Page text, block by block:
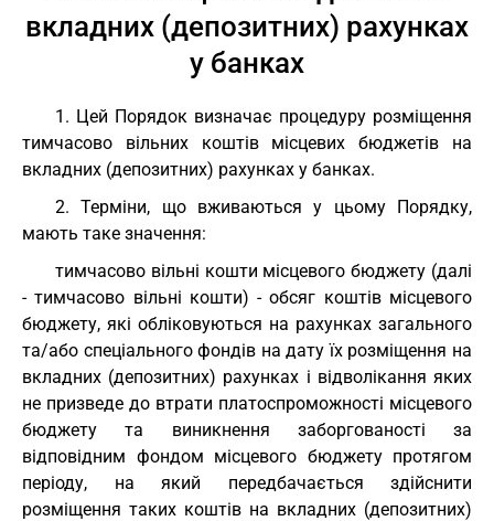
вкладних (депозитних) рахунках
у банках
1. Цей Порядок визначає процедуру розміщення
тимчасово вільних коштів місцевих бюджетів на
вкладних (депозитних) рахунках у банках.
2. Терміни, що вживаються у цьому Порядку,
мають таке значення:
тимчасово вільні кошти місцевого бюджету (далі
- тимчасово вільні кошти) - обсяг коштів місцевого
бюджету, які обліковуються на рахунках загального
та/або спеціального фондів на дату їх розміщення на
вкладних (депозитних) рахунках і відволікання яких
не призведе до втрати платоспроможності місцевого
бюджету та виникнення заборгованості за
відповідним фондом місцевого бюджету протягом
періоду, на який передбачається здійснити
розміщення таких коштів на вкладних (депозитних)